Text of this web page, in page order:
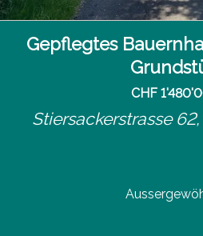
Gepflegtes
CHF
Stiersackerstrasse 62,